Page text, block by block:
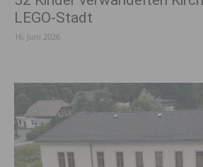
LEGO-Stadt
16. Juni 2026